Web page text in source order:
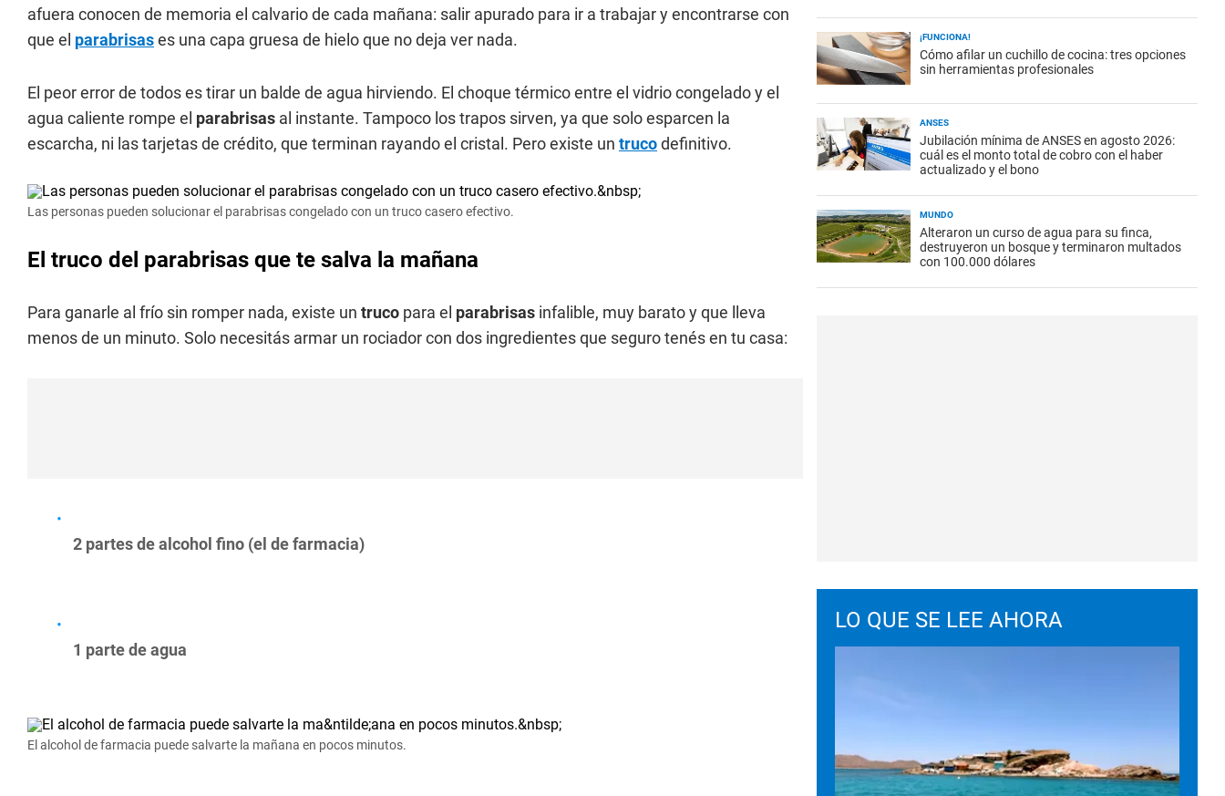
afuera conocen de memoria el calvario de cada mañana: salir apurado para ir a trabajar y encontrarse con
que el parabrisases una capa gruesa de hielo que no deja ver nada.
El peor error de todos es tirar un balde de agua hirviendo. El choque térmico entre el vidrio congelado y el
agua caliente rompe el parabrisas al instante. Tampoco los trapos sirven, ya que solo esparcen la
escarcha, ni las tarjetas de crédito, que terminan rayando el cristal. Pero existe un trucodefinitivo.
Las personas pueden solucionar el parabrisas congelado con un truco casero efectivo.
El truco del parabrisas que te salva la mañana
Para ganarle al frío sin romper nada, existe un truco para el parabrisas infalible, muy barato y que lleva
menos de un minuto. Solo necesitás armar un rociador con dos ingredientes que seguro tenés en tu casa:
2 partes de alcohol fino (el de farmacia)
1 parte de agua
El alcohol de farmacia puede salvarte la mañana en pocos minutos.
¡FUNCIONA!
Cómo afilar un cuchillo de cocina: tres opciones
sin herramientas profesionales
ANSES
Jubilación mínima de ANSES en agosto 2026:
cuál es el monto total de cobro con el haber
actualizado y el bono
MUNDO
Alteraron un curso de agua para su finca,
destruyeron un bosque y terminaron multados
con 100.000 dólares
LO QUE SE LEE AHORA